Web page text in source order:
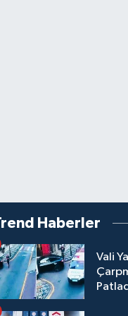
Haberler
Vali